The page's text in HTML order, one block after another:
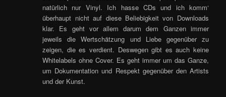
natürlich nur Vinyl. Ich hasse CDs und ich komm‘
überhaupt nicht auf diese Beliebigkeit von Downloads
klar. Es geht vor allem darum dem Ganzen immer
jeweils die Wertschätzung und Liebe gegenüber zu
zeigen, die es verdient. Deswegen gibt es auch keine
Whitelabels ohne Cover. Es geht immer um das Ganze,
um Dokumentation und Respekt gegenüber den Artists
und der Kunst.